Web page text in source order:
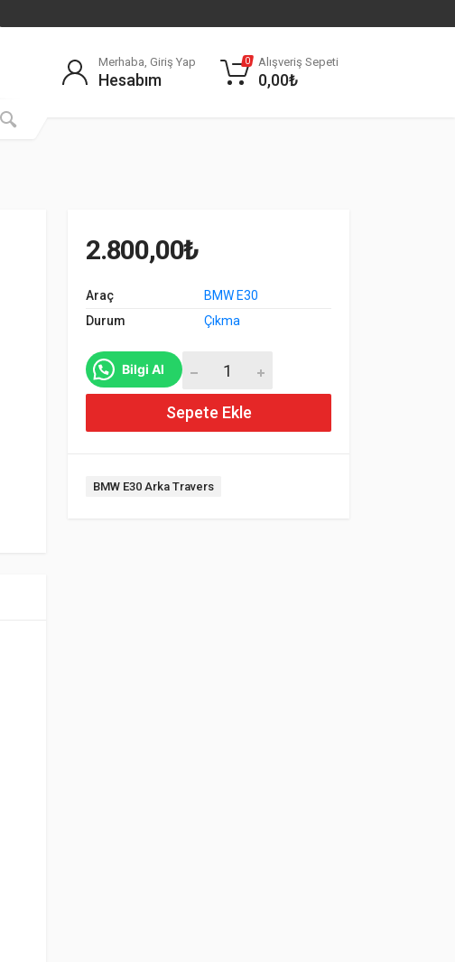
Merhaba, Giriş Yap
Hesabım
0 Alışveriş Sepeti
0,00₺
2.800,00₺
Araç
BMW E30
Durum
Çıkma
Bilgi Al
BMW E30 Arka Travers adet
Sepete Ekle
Etiket:
BMW E30 Arka Travers